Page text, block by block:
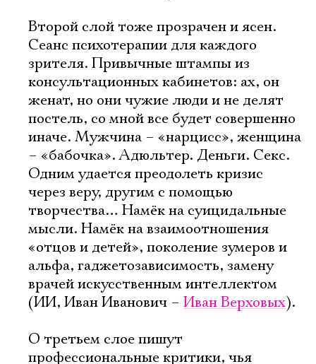
Второй слой тоже прозрачен и ясен.
Сеанс психотерапии для каждого
зрителя. Привычные штампы из
консультационных кабинетов: ах, он
женат, но они чужие люди и не делят
постель, со мной все будет совершенно
иначе. Мужчина – «нарцисс», женщина
– «бабочка». Адюльтер. Деньги. Секс.
Одним удается преодолеть кризис
через веру, другим с помощью
творчества… Намёк на суицидальные
мысли. Намёк на взаимоотношения
«отцов и детей», поколение зумеров и
альфа, гаджетозависимость, замену
врачей искусственным интеллектом
(ИИ, Иван Иванович – Иван Верховых).
О третьем слое пишут
профессиональные критики, чья